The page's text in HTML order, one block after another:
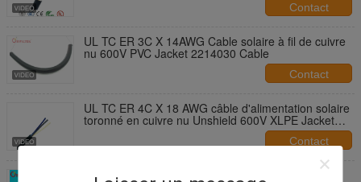
Contact
UL TC ER 3C X 14AWG Cable solaire à fil de cuivre
nu 600V PVC Jacket 2214030 Cable
Contact
UL TC ER 4C X 18 AWG câble d'alimentation solaire
toronné en cuivre nu Unshield 600V XLPE Jacket
Contact
Câbles de plateau de courant électrique et de